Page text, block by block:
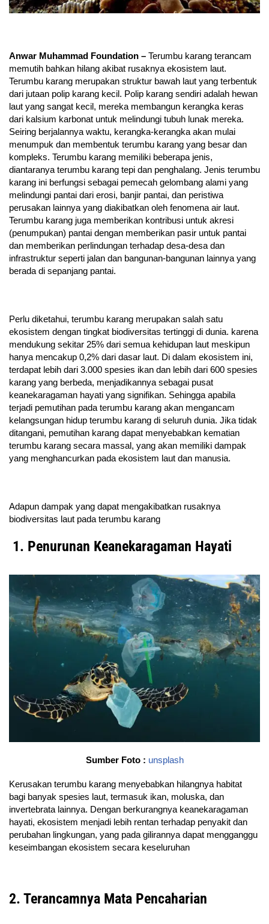
Anwar Muhammad Foundation – Terumbu karang terancam
memutih bahkan hilang akibat rusaknya ekosistem laut.
Terumbu karang merupakan struktur bawah laut yang terbentuk
dari jutaan polip karang kecil. Polip karang sendiri adalah hewan
laut yang sangat kecil, mereka membangun kerangka keras
dari kalsium karbonat untuk melindungi tubuh lunak mereka.
Seiring berjalannya waktu, kerangka-kerangka akan mulai
menumpuk dan membentuk terumbu karang yang besar dan
kompleks. Terumbu karang memiliki beberapa jenis,
diantaranya terumbu karang tepi dan penghalang. Jenis terumbu
karang ini berfungsi sebagai pemecah gelombang alami yang
melindungi pantai dari erosi, banjir pantai, dan peristiwa
perusakan lainnya yang diakibatkan oleh fenomena air laut.
Terumbu karang juga memberikan kontribusi untuk akresi
(penumpukan) pantai dengan memberikan pasir untuk pantai
dan memberikan perlindungan terhadap desa-desa dan
infrastruktur seperti jalan dan bangunan-bangunan lainnya yang
berada di sepanjang pantai.
Perlu diketahui, terumbu karang merupakan salah satu
ekosistem dengan tingkat biodiversitas tertinggi di dunia. karena
mendukung sekitar 25% dari semua kehidupan laut meskipun
hanya mencakup 0,2% dari dasar laut. Di dalam ekosistem ini,
terdapat lebih dari 3.000 spesies ikan dan lebih dari 600 spesies
karang yang berbeda, menjadikannya sebagai pusat
keanekaragaman hayati yang signifikan. Sehingga apabila
terjadi pemutihan pada terumbu karang akan mengancam
kelangsungan hidup terumbu karang di seluruh dunia. Jika tidak
ditangani, pemutihan karang dapat menyebabkan kematian
terumbu karang secara massal, yang akan memiliki dampak
yang menghancurkan pada ekosistem laut dan manusia.
Adapun dampak yang dapat mengakibatkan rusaknya
biodiversitas laut pada terumbu karang
1. Penurunan Keanekaragaman Hayati
Sumber Foto : unsplash
Kerusakan terumbu karang menyebabkan hilangnya habitat
bagi banyak spesies laut, termasuk ikan, moluska, dan
invertebrata lainnya. Dengan berkurangnya keanekaragaman
hayati, ekosistem menjadi lebih rentan terhadap penyakit dan
perubahan lingkungan, yang pada gilirannya dapat mengganggu
keseimbangan ekosistem secara keseluruhan
2. Terancamnya Mata Pencaharian